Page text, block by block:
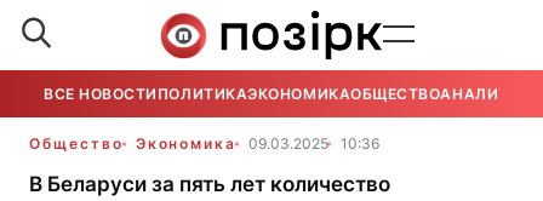
ВСЕ НОВОСТИ ПОЛИТИКАЭКОНОМИКАОБЩЕСТВОАНАЛИТИКА
Общество Экономика 09.03.2025 10:36
В Беларуси за пять лет количество